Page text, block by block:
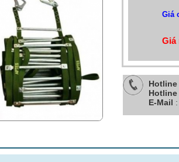
Giá
Giá
Hotline
Hotline
E-Mail